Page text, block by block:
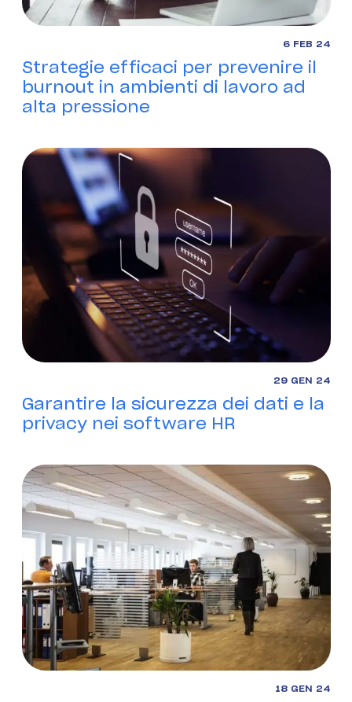
6 FEB 24
Strategie efficaci per prevenire il
burnout in ambienti di lavoro ad
alta pressione
29 GEN 24
Garantire la sicurezza dei dati e la
privacy nei software HR
18 GEN 24